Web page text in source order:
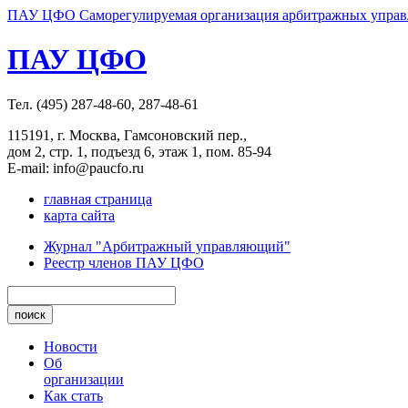
ПАУ ЦФО Саморегулируемая организация арбитражных
ПАУ ЦФО
Тел. (495) 287-48-60, 287-48-61
115191, г. Москва, Гамсоновский пер.,
дом 2, стр. 1, подъезд 6, этаж 1, пом. 85-94
E-mail: info@paucfo.ru
главная страница
карта сайта
Журнал "Арбитражный управляющий"
Реестр членов ПАУ ЦФО
Новости
Об
организации
Как стать